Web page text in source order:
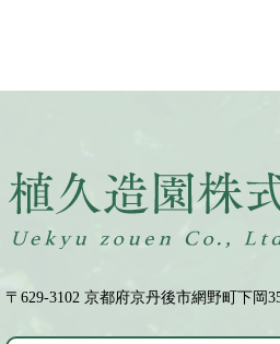
〒629-3102 京都府京丹後市網野町下岡